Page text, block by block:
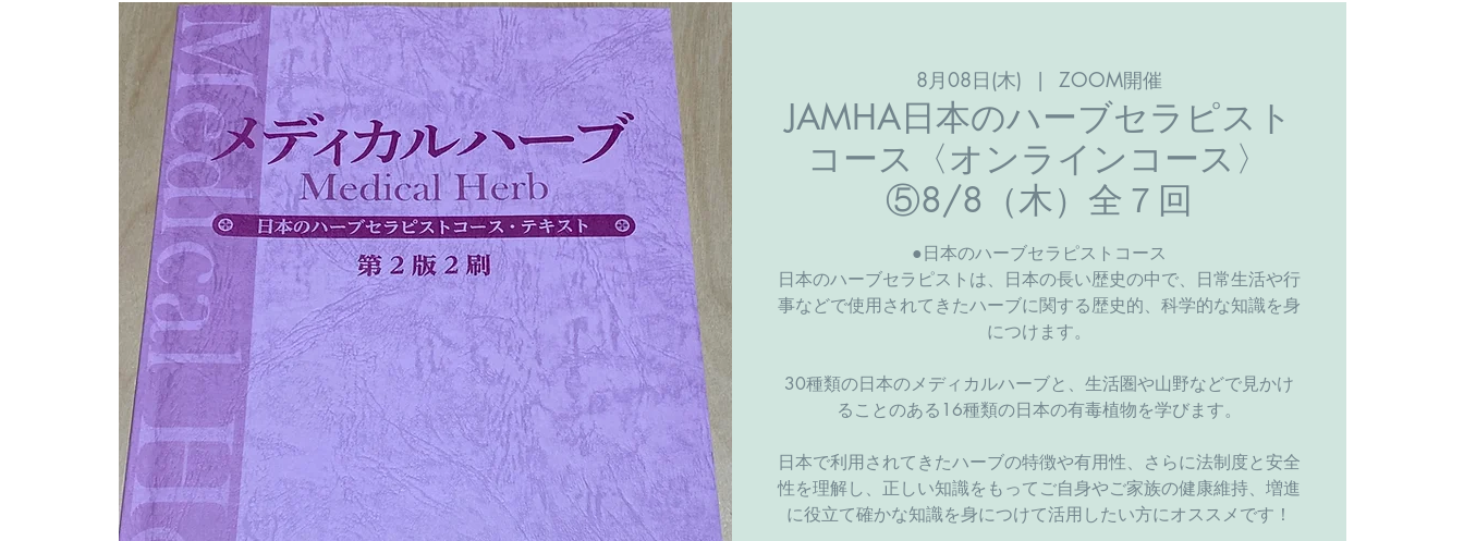
8月08日(木)
  |
ZOOM開催
JAMHA日本のハーブセラピスト
コース〈オンラインコース〉
⑤8/8（木）全７回
●日本のハーブセラピストコース
日本のハーブセラピストは、日本の長い歴史の中で、日常生活や行
事などで使用されてきたハーブに関する歴史的、科学的な知識を身
につけます。
30種類の日本のメディカルハーブと、生活圏や山野などで見かけ
ることのある16種類の日本の有毒植物を学びます。
日本で利用されてきたハーブの特徴や有用性、さらに法制度と安全
性を理解し、正しい知識をもってご自身やご家族の健康維持、増進
に役立て確かな知識を身につけて活用したい方にオススメです！